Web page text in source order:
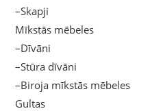
–Skapji
Mīkstās mēbeles
–Dīvāni
–Stūra dīvāni
–Biroja mīkstās mēbeles
Gultas